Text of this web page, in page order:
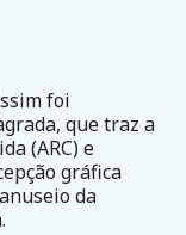
foi
que traz a
(ARC) e
gráfica
da